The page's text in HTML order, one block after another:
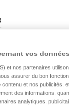
2
vos données
et nos partenaires
assurer du bon
contenu et nos publicités,
des informations,
analytiques,